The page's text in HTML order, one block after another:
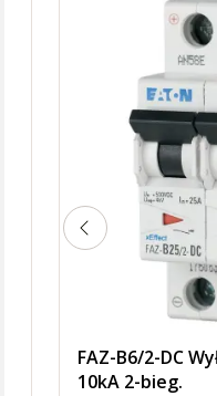
FAZ-B6/2-DC
10kA 2-bieg.